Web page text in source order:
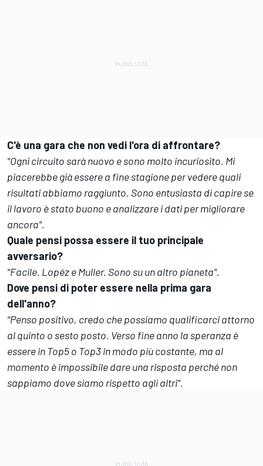
C'è una gara che non vedi l'ora di affrontare?
"Ogni circuito sarà nuovo e sono molto incuriosito. Mi
piacerebbe già essere a fine stagione per vedere quali
risultati abbiamo raggiunto. Sono entusiasta di capire se
il lavoro è stato buono e analizzare i dati per migliorare
ancora".
Quale pensi possa essere il tuo principale
avversario?
"Facile. Lopéz e Muller. Sono su un altro pianeta".
Dove pensi di poter essere nella prima gara
dell'anno?
"Penso positivo, credo che possiamo qualificarci attorno
al quinto o sesto posto. Verso fine anno la speranza è
essere in Top5 o Top3 in modo più costante, ma al
momento è impossibile dare una risposta perché non
sappiamo dove siamo rispetto agli altri".